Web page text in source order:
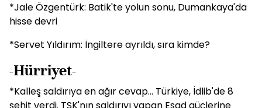
*Jale Özgentürk: Batik'te yolun sonu, Dumankaya'da
hisse devri
*Servet Yıldırım: İngiltere ayrıldı, sıra kimde?
-Hürriyet-
*Kalleş saldırıya en ağır cevap... Türkiye, İdlib'de 8